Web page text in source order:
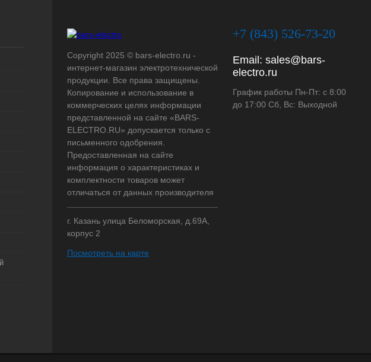
Copyright 2025 © bars-electro.ru -
интернет-магазин электротехнической
продукции. Все права защищены.
Копирование и использование в
коммерческих целях информации
представленной на сайте «BARS-
ELECTRO.RU» допускается только с
письменного одобрения.
Предоставленная на сайте
информация о характеристиках и
комплектности товаров может
отличаться от данных производителя
г. Казань улица Беломорская, д.69А,
корпус 2
Посмотреть на карте
+7 (843) 526-73-20
Email: sales@bars-
electro.ru
График работы Пн-Пт: с 8:00
до 17:00 Сб, Вс: Выходной